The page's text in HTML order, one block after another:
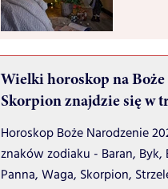
Wielki horoskop na
Skorpion znajdzie się w
Horoskop Boże Narodzenie
znaków zodiaku - Baran, Byk,
Panna, Waga, Skorpion,